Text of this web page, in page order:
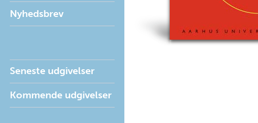
Nyhedsbrev
Seneste udgivelser
Kommende udgivelser